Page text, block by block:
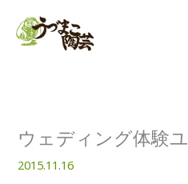
ウェディング体験
2015.11.16